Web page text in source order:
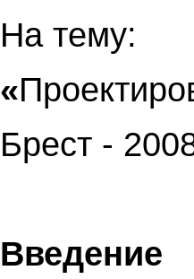
На тему:
«
Брест -
Введение